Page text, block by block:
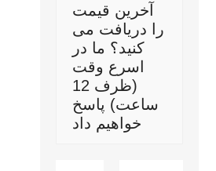
آخرین قیمت
را دریافت می
کنید؟ ما در
اسرع وقت
(ظرف 12
ساعت) پاسخ
خواهیم داد